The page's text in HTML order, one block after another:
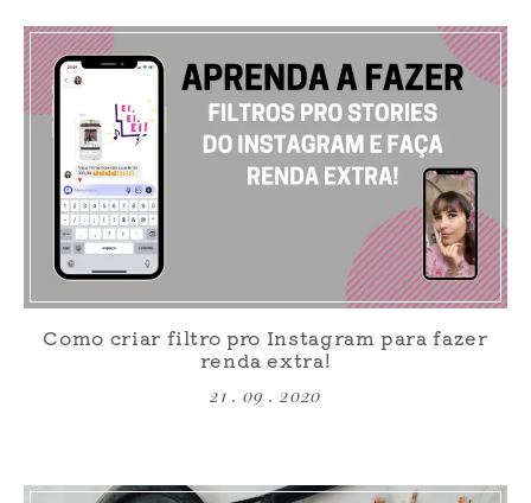
Como criar filtro pro Instagram para fazer
renda extra!
21 . 09 . 2020